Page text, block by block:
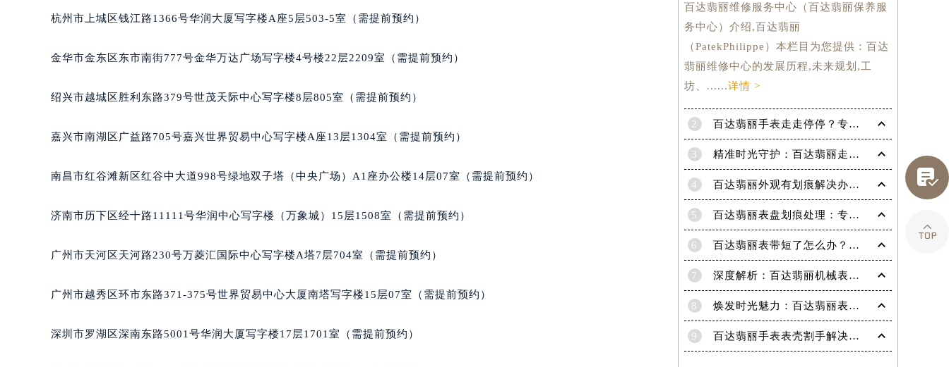
杭州市上城区钱江路1366号华润大厦写字楼A座5层503-5室（需提前预约）
金华市金东区东市南街777号金华万达广场写字楼4号楼22层2209室（需提前预约）
绍兴市越城区胜利东路379号世茂天际中心写字楼8层805室（需提前预约）
嘉兴市南湖区广益路705号嘉兴世界贸易中心写字楼A座13层1304室（需提前预约）
南昌市红谷滩新区红谷中大道998号绿地双子塔（中央广场）A1座办公楼14层07室（需提前预约）
济南市历下区经十路11111号华润中心写字楼（万象城）15层1508室（需提前预约）
广州市天河区天河路230号万菱汇国际中心写字楼A塔7层704室（需提前预约）
广州市越秀区环市东路371-375号世界贸易中心大厦南塔写字楼15层07室（需提前预约）
深圳市罗湖区深南东路5001号华润大厦写字楼17层1701室（需提前预约）
百达翡丽维修服务中心（百达翡丽保养服
务中心）介绍,百达翡丽
（PatekPhilippe）本栏目为您提供：百达
翡丽维修中心的发展历程,未来规划,工
坊、......详情 >
2 百达翡丽手表走走停停？专业修复指南，让时间重新流畅运行
3 精准时光守护：百达翡丽走快了？掌握这份秘籍，让每一秒都精准无误！
4 百达翡丽外观有划痕解决办法是什么（专业修复技巧与注意事项）
5 百达翡丽表盘划痕处理：专业技巧，让爱表焕然一新
6 百达翡丽表带短了怎么办？超实用技巧教你轻松解决！
7 深度解析：百达翡丽机械表机芯生锈的高效修复策略
8 焕发时光魅力：百达翡丽表带掉色修复秘籍
9 百达翡丽手表表壳割手解决方法（保养与修复技巧分享）

